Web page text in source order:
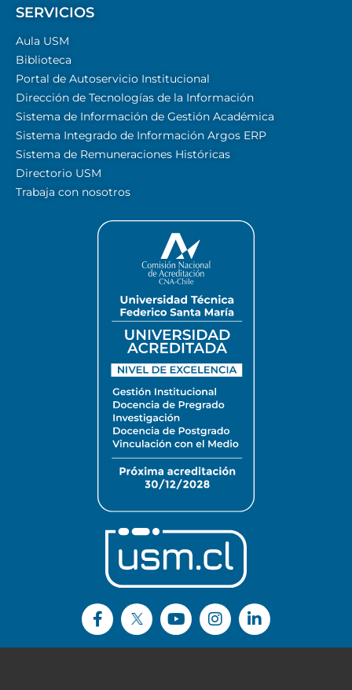
SERVICIOS
Aula USM
Biblioteca
Portal de Autoservicio Institucional
Dirección de Tecnologías de la Información
Sistema de Información de Gestión Académica
Sistema Integrado de Información Argos ERP
Sistema de Remuneraciones Históricas
Directorio USM
Trabaja con nosotros